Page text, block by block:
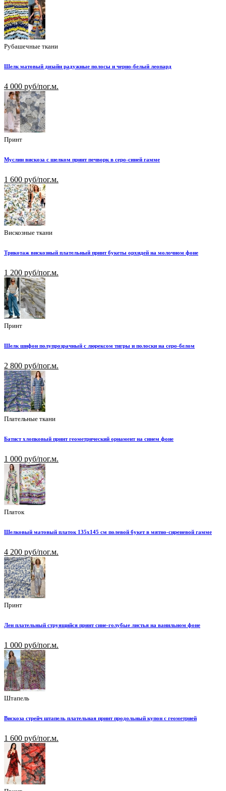
Рубашечные ткани
Шелк матовый дизайн радужные полосы и черно-белый леопард
4 000 руб/пог.м.
Принт
Муслин вискоза с шелком принт печворк в серо-синей гамме
1 600 руб/пог.м.
Вискозные ткани
Трикотаж вискозный плательный принт букеты орхидей на молочном фоне
1 200 руб/пог.м.
Принт
Шелк шифон полупрозрачный с люрексом тигры и полоски на серо-белом
2 800 руб/пог.м.
Плательные ткани
Батист хлопковый принт геометрический орнамент на синем фоне
1 000 руб/пог.м.
Платок
Шелковый матовый платок 135х145 см полевой букет в мятно-сиреневой гамме
4 200 руб/пог.м.
Принт
Лен плательный струящийся принт сине-голубые листья на ванильном фоне
1 000 руб/пог.м.
Штапель
Вискоза стрейч штапель плательная принт продольный купон с геометрией
1 600 руб/пог.м.